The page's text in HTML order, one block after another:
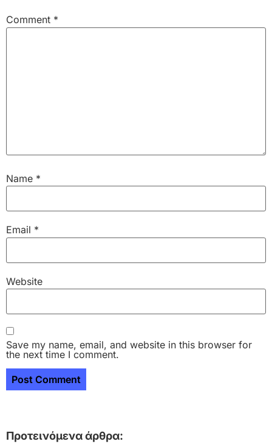
Comment *
Name *
Email *
Website
Save my name, email, and website in this browser for
the next time I comment.
Προτεινόμενα άρθρα: